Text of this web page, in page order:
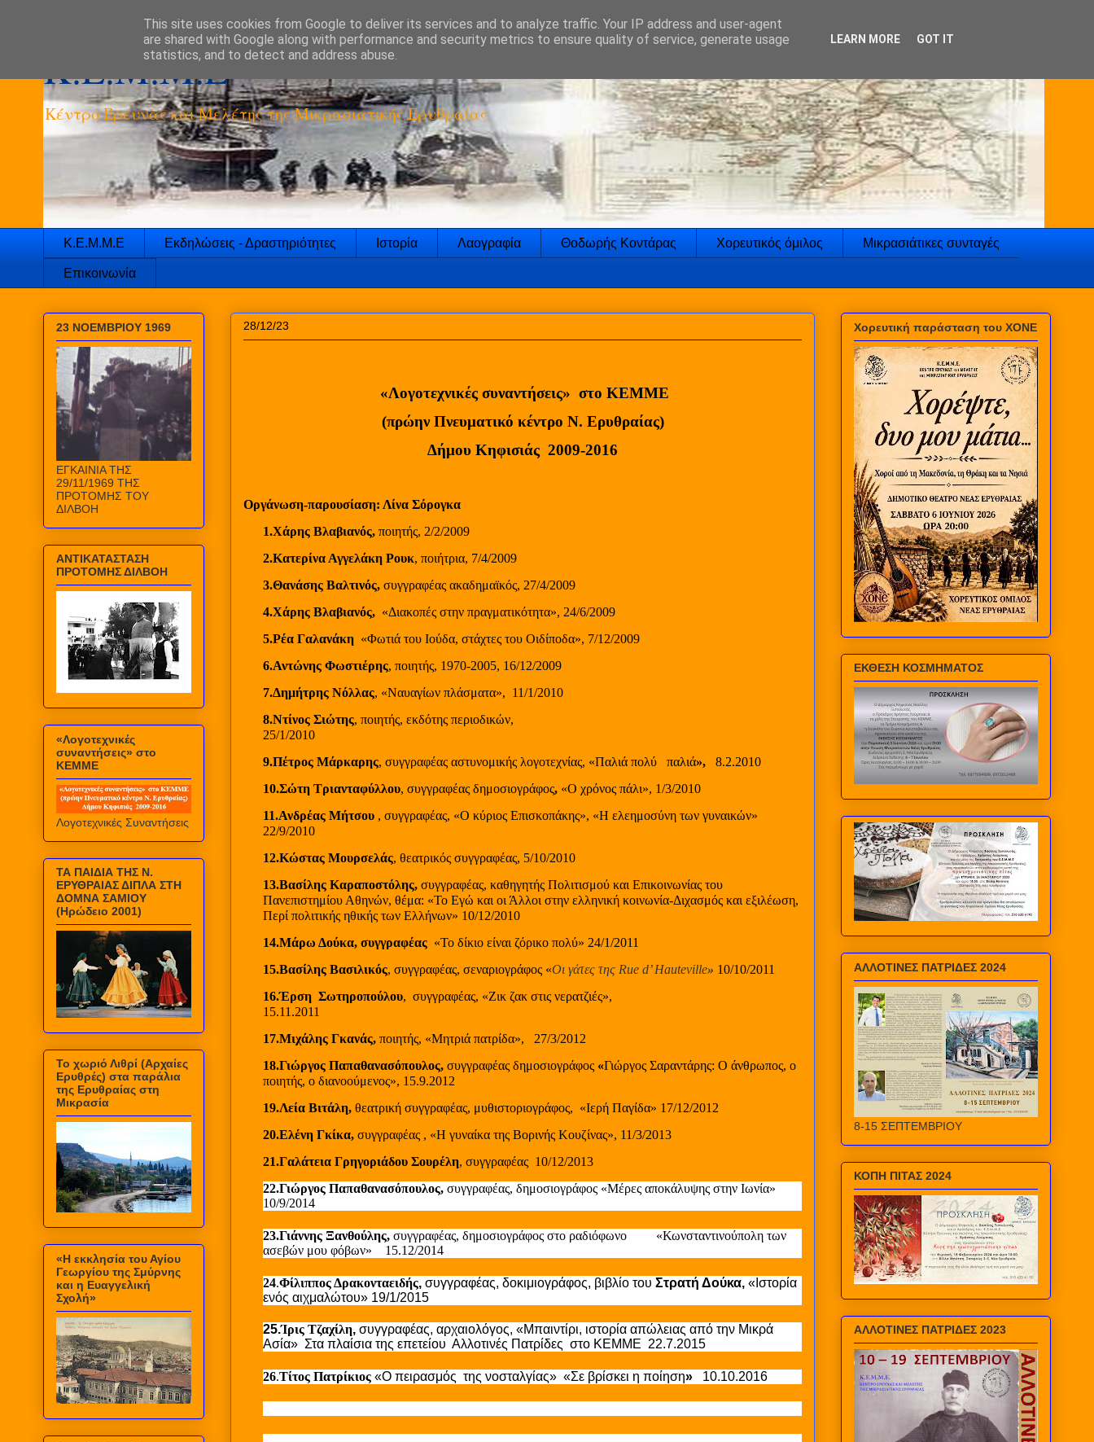
K.E.M.M.E
Κέντρο Έρευνας και Μελέτης της Μικρασιατικής Ερυθραίας
Κ.Ε.Μ.Μ.Ε Εκδηλώσεις - Δραστηριότητες Ιστορία Λαογραφία Θοδωρής Κοντάρας Χορευτικός όμιλος Μικρασιάτικες συνταγές
Επικοινωνία
28/12/23
«Λογοτεχνικές συναντήσεις» στο ΚΕΜΜΕ
(πρώην Πνευματικό κέντρο Ν. Ερυθραίας)
Δήμου Κηφισιάς 2009-2016
Οργάνωση-παρουσίαση: Λίνα Σόρογκα
1.Χάρης Βλαβιανός, ποιητής, 2/2/2009
2.Κατερίνα Αγγελάκη Ρουκ, ποιήτρια, 7/4/2009
3.Θανάσης Βαλτινός, συγγραφέας ακαδημαϊκός, 27/4/2009
4.Χάρης Βλαβιανός, «Διακοπές στην πραγματικότητα», 24/6/2009
5.Ρέα Γαλανάκη «Φωτιά του Ιούδα, στάχτες του Οιδίποδα», 7/12/2009
6.Αντώνης Φωστιέρης, ποιητής, 1970-2005, 16/12/2009
7.Δημήτρης Νόλλας, «Ναυαγίων πλάσματα», 11/1/2010
8.Ντίνος Σιώτης, ποιητής, εκδότης περιοδικών,
25/1/2010
9.Πέτρος Μάρκαρης, συγγραφέας αστυνομικής λογοτεχνίας, «Παλιά πολύ παλιά»,
8.2.2010
10.Σώτη Τριανταφύλλου, συγγραφέας δημοσιογράφος, «Ο χρόνος πάλι», 1/3/2010
11.Ανδρέας Μήτσου , συγγραφέας, «Ο κύριος Επισκοπάκης», «Η ελεημοσύνη των γυναικών»
22/9/2010
12.Κώστας Μουρσελάς, θεατρικός συγγραφέας, 5/10/2010
13.Βασίλης Καραποστόλης, συγγραφέας, καθηγητής Πολιτισμού και Επικοινωνίας του
Πανεπιστημίου Αθηνών, θέμα: «Το Εγώ και οι Άλλοι στην ελληνική κοινωνία-Διχασμός και εξιλέωση,
Περί πολιτικής ηθικής των Ελλήνων» 10/12/2010
14.Μάρω Δούκα, συγγραφέας «Το δίκιο είναι ζόρικο πολύ» 24/1/2011
15.Βασίλης Βασιλικός, συγγραφέας, σεναριογράφος «Oι γάτες της Rue d’ Hauteville» 10/10/2011
16.Έρση Σωτηροπούλου, συγγραφέας, «Ζικ ζακ στις νερατζιές»,
15.11.2011
17.Μιχάλης Γκανάς, ποιητής, «Μητριά πατρίδα»,
27/3/2012
18.Γιώργος Παπαθανασόπουλος, συγγραφέας δημοσιογράφος «Γιώργος Σαραντάρης: Ο άνθρωπος, ο
ποιητής, ο διανοούμενος», 15.9.2012
19.Λεία Βιτάλη, θεατρική συγγραφέας, μυθιστοριογράφος, «Ιερή Παγίδα» 17/12/2012
20.Ελένη Γκίκα, συγγραφέας , «Η γυναίκα της Βορινής Κουζίνας», 11/3/2013
21.Γαλάτεια Γρηγοριάδου Σουρέλη, συγγραφέας 10/12/2013
22.Γιώργος Παπαθανασόπουλος, συγγραφέας, δημοσιογράφος «Μέρες αποκάλυψης στην Ιωνία»
10/9/2014
23.Γιάννης Ξανθούλης, συγγραφέας, δημοσιογράφος στο ραδιόφωνο
«Κωνσταντινούπολη των
ασεβών μου φόβων»
15.12/2014
24.Φίλιππος Δρακονταειδής, συγγραφέας, δοκιμιογράφος, βιβλίο του Στρατή Δούκα, «Ιστορία
ενός αιχμαλώτου» 19/1/2015
25.Ίρις Τζαχίλη, συγγραφέας, αρχαιολόγος, «Μπαιντίρι, ιστορία απώλειας από την Μικρά
Ασία» Στα πλαίσια της επετείου Αλλοτινές Πατρίδες στο ΚΕΜΜΕ 22.7.2015
26.Τίτος Πατρίκιος «Ο πειρασμός της νοσταλγίας» «Σε βρίσκει η ποίηση» 10.10.2016
23 ΝΟΕΜΒΡΙΟΥ 1969
ΕΓΚΑΙΝΙΑ ΤΗΣ
29/11/1969 ΤΗΣ
ΠΡΟΤΟΜΗΣ ΤΟΥ
ΔΙΛΒΟΗ
ΑΝΤΙΚΑΤΑΣΤΑΣΗ
ΠΡΟΤΟΜΗΣ ΔΙΛΒΟΗ
«Λογοτεχνικές
συναντήσεις» στο
ΚΕΜΜΕ
Λογοτεχνικές Συναντήσεις
ΤΑ ΠΑΙΔΙΑ ΤΗΣ Ν.
ΕΡΥΘΡΑΙΑΣ ΔΙΠΛΑ ΣΤΗ
ΔΟΜΝΑ ΣΑΜΙΟΥ
(Ηρώδειο 2001)
Το χωριό Λιθρί (Αρχαίες
Ερυθρές) στα παράλια
της Ερυθραίας στη
Μικρασία
«Η εκκλησία του Αγίου
Γεωργίου της Σμύρνης
και η Ευαγγελική
Σχολή»
Χορευτική παράσταση του ΧΟΝΕ
ΕΚΘΕΣΗ ΚΟΣΜΗΜΑΤΟΣ
ΑΛΛΟΤΙΝΕΣ ΠΑΤΡΙΔΕΣ 2024
8-15 ΣΕΠΤΕΜΒΡΙΟΥ
ΚΟΠΗ ΠΙΤΑΣ 2024
ΑΛΛΟΤΙΝΕΣ ΠΑΤΡΙΔΕΣ 2023
This site uses cookies from Google to deliver its services and to analyze traffic. Your IP address and user-agent
are shared with Google along with performance and security metrics to ensure quality of service, generate usage
statistics, and to detect and address abuse.
LEARN MORE GOT IT